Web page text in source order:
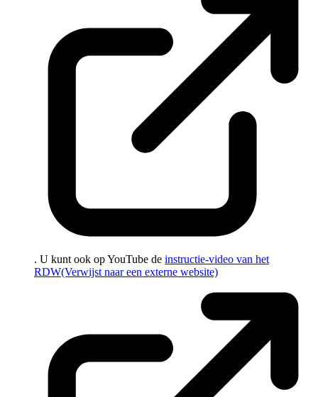
. U kunt ook op YouTube de instructie-video van het
RDW(Verwijst naar een externe website)